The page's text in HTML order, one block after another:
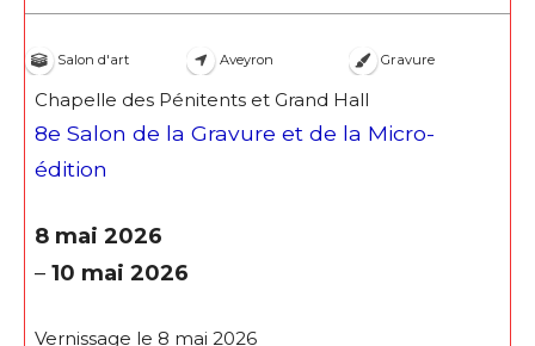
Salon d'art Aveyron Gravure
Chapelle des Pénitents et Grand Hall
8e Salon de la Gravure et de la Micro-
édition
8 mai 2026
– 10 mai 2026
Vernissage le 8 mai 2026